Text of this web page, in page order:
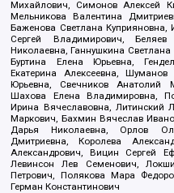
Михайлович, Симонов Алексей
Мельникова Валентина
Баженова Светлана
Сергей Владимирович,
Николаевна, Ганнушкина
Буртина Елена Юрьевна,
Екатерина Алексеевна,
Юрьевна, Свечников Анатолий
Шахова Елена Владимировна,
Ирина Вячеславовна, Литинский
Маркович, Бахмин Вячеслав
Дарья Николаевна, Орлов
Дмитриевна, Королева
Александрович, Вицин Сергей
Левинсон Лев Семенович,
Петрович, Полякова Мара
Герман Константинович